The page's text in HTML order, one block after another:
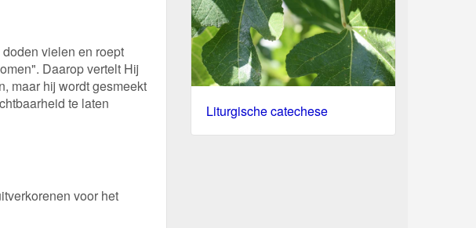
vielen en roept
Daarop vertelt Hij
maar hij wordt gesmeekt
te laten
voor het
Liturgische catechese